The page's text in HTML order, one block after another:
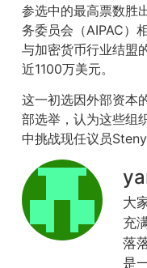
参选中的最高票数胜
务委员会（AIPAC）
与加密货币行业结盟
近1100万美元。
这一初选因外部资本
部选举，认为这些组
中挑战现任议员
大
充
落
是